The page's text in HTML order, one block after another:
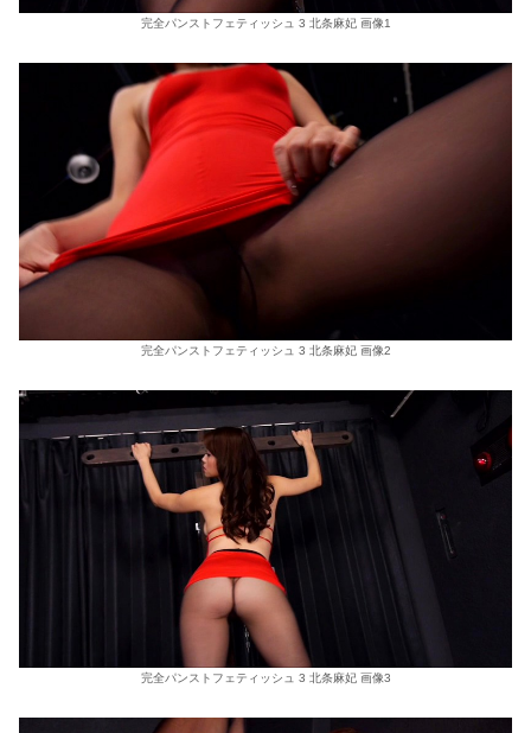
完全パンストフェティッシュ 3 北条麻妃 画像1
完全パンストフェティッシュ 3 北条麻妃 画像2
完全パンストフェティッシュ 3 北条麻妃 画像3